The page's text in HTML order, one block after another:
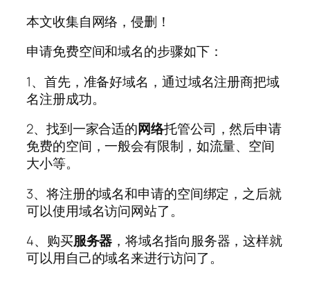
本文收集自网络，侵删！
申请免费空间和域名的步骤如下：
1、首先，准备好域名，通过域名注册商把域
名注册成功。
2、找到一家合适的网络托管公司，然后申请
免费的空间，一般会有限制，如流量、空间
大小等。
3、将注册的域名和申请的空间绑定，之后就
可以使用域名访问网站了。
4、购买服务器 ，将域名指向服务器，这样就
可以用自己的域名来进行访问了。